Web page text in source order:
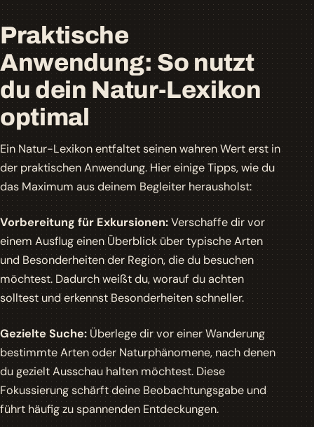
Praktische
Anwendung: So nutzt
du dein Natur-Lexikon
optimal
Ein Natur-Lexikon entfaltet seinen wahren Wert erst in
der praktischen Anwendung. Hier einige Tipps, wie du
das Maximum aus deinem Begleiter herausholst:
Vorbereitung für Exkursionen:Verschaffe dir vor
einem Ausflug einen Überblick über typische Arten
und Besonderheiten der Region, die du besuchen
möchtest. Dadurch weißt du, worauf du achten
solltest und erkennst Besonderheiten schneller.
Gezielte Suche: Überlege dir vor einer Wanderung
bestimmte Arten oder Naturphänomene, nach denen
du gezielt Ausschau halten möchtest. Diese
Fokussierung schärft deine Beobachtungsgabe und
führt häufig zu spannenden Entdeckungen.